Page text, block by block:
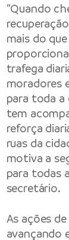
“Quando
mais do
trafega
moradores
para toda a
tem
reforça
ruas da
motiva a
para todas
secretário.
As ações
avançando